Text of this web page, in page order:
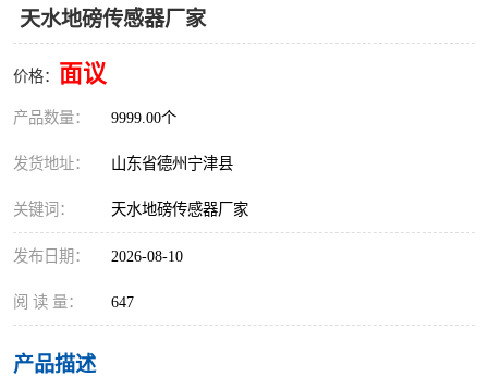
天水地磅传感器厂家
价格： 面议
产品数量： 9999.00个
发货地址： 山东省德州宁津县
关键词： 天水地磅传感器厂家
发布日期： 2026-08-10
阅 读 量： 647
产品描述